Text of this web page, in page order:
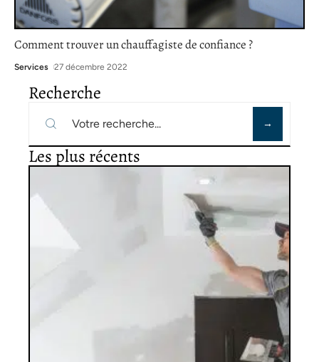
Comment trouver un chauffagiste de confiance ?
Services 27 décembre 2022
Recherche
Les plus récents